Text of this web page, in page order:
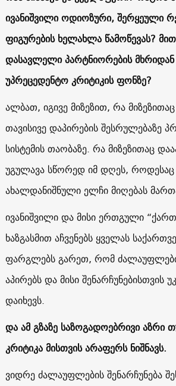
ივანიშვილი ოდიოზური, შერყეული
ფიგურების ხელახლა წამოწევას?
დასავლელი პარტნიორების მხრიდან
უპრეცედენტო კრიტიკის ფონზე?
ალბათ, იგივე მიზეზით, რა
თავისივე დაპირების შესრულებაზე
სისტემის თაობაზე. რა მიზეზითაც
უგულავა სწორედ იმ დღეს, როდესაც
ახალდანიშნული ელჩი მიღებას
ივანიშვილი და მისი ერთგული
ხაზგასმით აჩვენებს ყველას
ფარგლებს გარეთ, რომ
აპირებს და მისი შენარჩუნებისთვის
დაიხევს.
და ამ გზაზე საზოგადოებრივი აზრი
კრიტიკა მისთვის არაფერს ნიშნავს.
ვიდრე ძალაუფლების შენარჩუნება